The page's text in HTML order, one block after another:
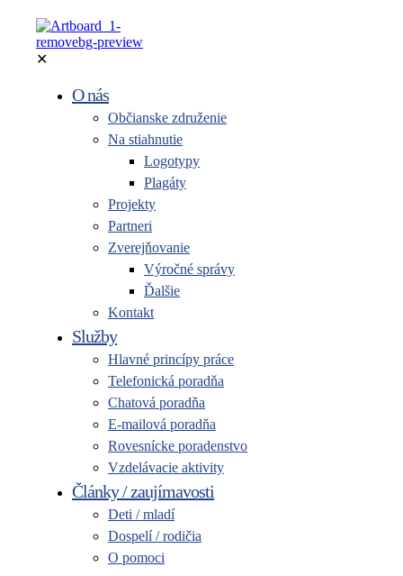
✕
O nás
Občianske združenie
Na stiahnutie
Logotypy
Plagáty
Projekty
Partneri
Zverejňovanie
Výročné správy
Ďalšie
Kontakt
Služby
Hlavné princípy práce
Telefonická poradňa
Chatová poradňa
E-mailová poradňa
Rovesnícke poradenstvo
Vzdelávacie aktivity
Články / zaujímavosti
Deti / mladí
Dospelí / rodičia
O pomoci